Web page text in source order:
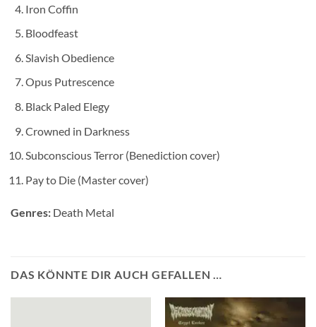
Iron Coffin
Bloodfeast
Slavish Obedience
Opus Putrescence
Black Paled Elegy
Crowned in Darkness
Subconscious Terror (Benediction cover)
Pay to Die (Master cover)
Genres: Death Metal
DAS KÖNNTE DIR AUCH GEFALLEN …